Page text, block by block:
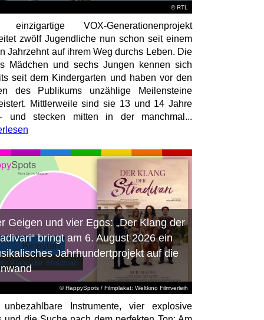
© RTL
einzigartige VOX-Generationenprojekt
zwölf Jugendliche nun schon seit einem
Jahrzehnt auf ihrem Weg durchs Leben. Die
Mädchen und sechs Jungen kennen sich
seit dem Kindergarten und haben vor den
des Publikums unzählige Meilensteine
Mittlerweile sind sie 13 und 14 Jahre
und stecken mitten in der manchmal...
© HappySpots / Filmplakat: Weltkino Filmverleih
Geigen und vier Egos: „Der Klang der
bringt am 6. August 2026 ein
Jahrhundertprojekt auf die
Instrumente, vier explosive